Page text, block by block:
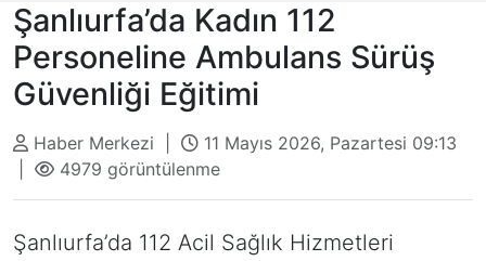
Şanlıurfa’da Kadın 112
Personeline Ambulans Sürüş
Güvenliği Eğitimi
Haber Merkezi |
11 Mayıs 2026, Pazartesi 09:13
4979 görüntülenme
Şanlıurfa’da 112 Acil Sağlık Hizmetleri